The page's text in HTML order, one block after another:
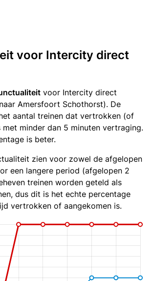
voor Intercity direct
voor Intercity direct
Amersfoort Schothorst). De
aantal treinen dat vertrokken (of
met minder dan 5 minuten vertraging.
is beter.
zien voor zowel de afgelopen
een langere period (afgelopen 2
treinen worden geteld als
dus dit is het echte percentage
vertrokken of aangekomen is.